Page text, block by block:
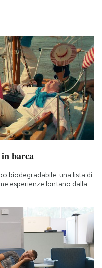
barca
biodegradabile: una lista di
esperienze lontano dalla